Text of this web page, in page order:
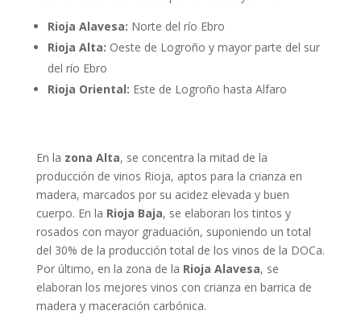
Rioja Alavesa: Norte del río Ebro
Rioja Alta: Oeste de Logroño y mayor parte del sur
del río Ebro
Rioja Oriental: Este de Logroño hasta Alfaro
En la zona Alta, se concentra la mitad de la
producción de vinos Rioja, aptos para la crianza en
madera, marcados por su acidez elevada y buen
cuerpo. En la Rioja Baja, se elaboran los tintos y
rosados con mayor graduación, suponiendo un total
del 30% de la producción total de los vinos de la DOCa.
Por último, en la zona de la Rioja Alavesa, se
elaboran los mejores vinos con crianza en barrica de
madera y maceración carbónica.